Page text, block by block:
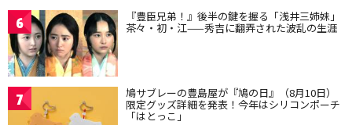
6 『豊臣兄弟！』後半の鍵を握る「浅井三姉妹」
茶々・初・江——秀吉に翻弄された波乱の生涯
7 鳩サブレーの豊島屋が『鳩の日』（8月10日）
限定グッズ詳細を発表！今年はシリコンポーチ
「はとっこ」